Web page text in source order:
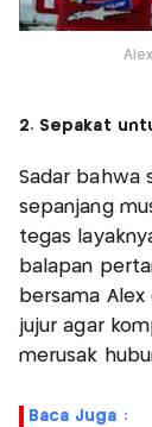
2. Sepakat
Sadar bahwa
sepanjang
tegas
balapan
bersama
jujur agar
merusak
Baca Juga :